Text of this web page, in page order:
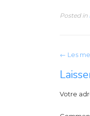
Posted in
P
o
s
← Les
Votre